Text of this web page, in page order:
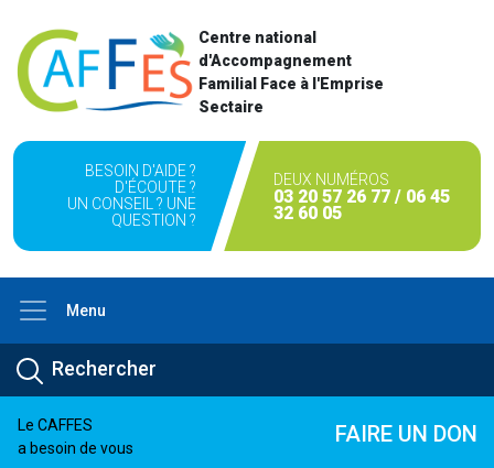
Centre national
d'Accompagnement
Familial Face à l'Emprise
Sectaire
BESOIN D'AIDE ?
D'ÉCOUTE ?
UN CONSEIL ? UNE
QUESTION ?
DEUX NUMÉROS
03 20 57 26 77 / 06 45
32 60 05
Menu
Le CAFFES
a besoin de vous
FAIRE UN DON